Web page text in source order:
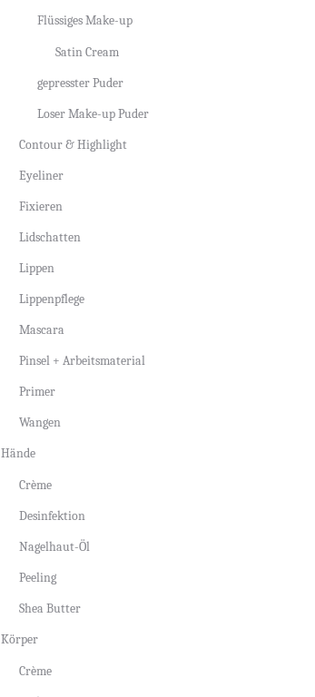
Flüssiges Make-up
Satin Cream
gepresster Puder
Loser Make-up Puder
Contour & Highlight
Eyeliner
Fixieren
Lidschatten
Lippen
Lippenpflege
Mascara
Pinsel + Arbeitsmaterial
Primer
Wangen
Hände
Crème
Desinfektion
Nagelhaut-Öl
Peeling
Shea Butter
Körper
Crème